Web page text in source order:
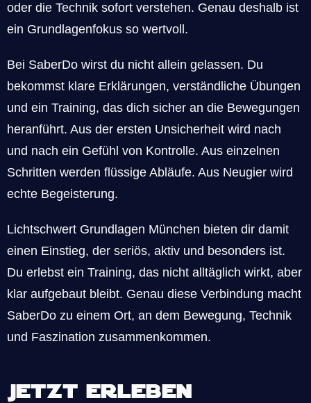
oder die Technik sofort verstehen. Genau deshalb ist
ein Grundlagenfokus so wertvoll.
Bei SaberDo wirst du nicht allein gelassen. Du
bekommst klare Erklärungen, verständliche Übungen
und ein Training, das dich sicher an die Bewegungen
heranführt. Aus der ersten Unsicherheit wird nach
und nach ein Gefühl von Kontrolle. Aus einzelnen
Schritten werden flüssige Abläufe. Aus Neugier wird
echte Begeisterung.
Lichtschwert Grundlagen München bieten dir damit
einen Einstieg, der seriös, aktiv und besonders ist.
Du erlebst ein Training, das nicht alltäglich wirkt, aber
klar aufgebaut bleibt. Genau diese Verbindung macht
SaberDo zu einem Ort, an dem Bewegung, Technik
und Faszination zusammenkommen.
Jetzt erleben